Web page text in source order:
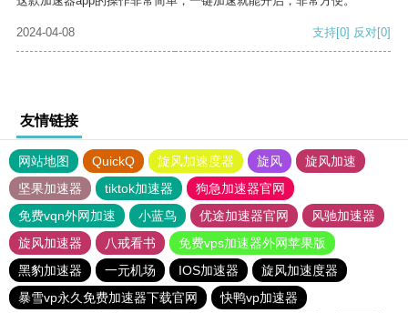
2024-04-08 支持[0] 反对[0]
友情链接
网站地图 QuickQ 旋风加速度器 旋风
旋风加速
坚果加速器
tiktok加速器
狗急加速器官网
免费vqn外网加速
小蓝鸟 优途加速器官网
风驰加速器
旋风加速器
八戒看书
免费vps加速器外网苹果版
黑豹加速器
一元机场 IOS加速器
旋风加速度器
暴雪vp永久免费加速器下载官网
快鸭vp加速器